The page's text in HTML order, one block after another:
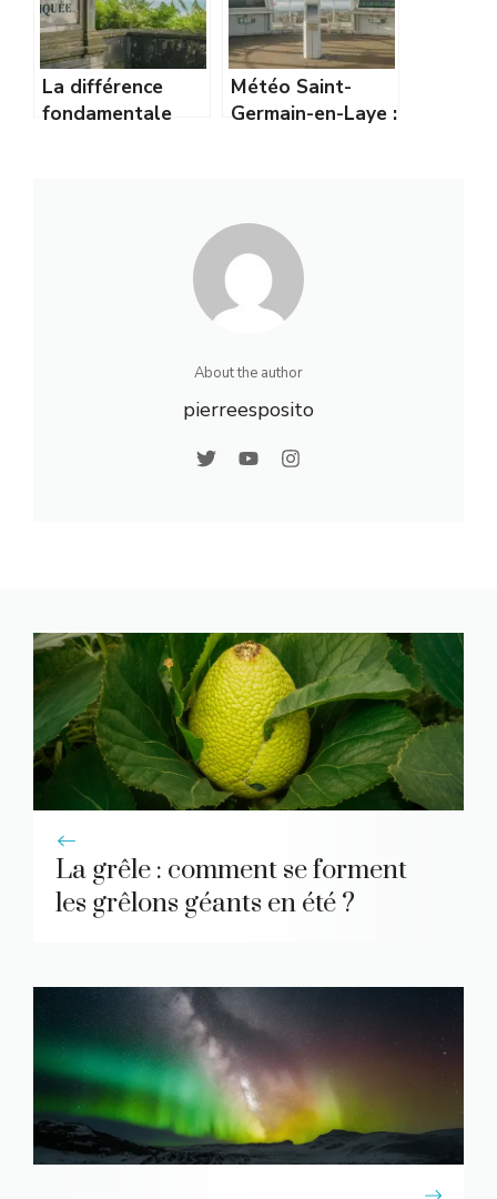
La différence
fondamentale
Météo Saint-
Germain-en-Laye :
climat
About the author
pierreesposito
La grêle : comment se forment
les grêlons géants en été ?